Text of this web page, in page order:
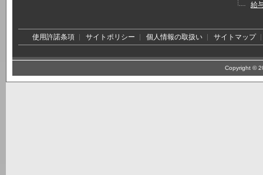
給
使用許諾条項 サイトポリシー 個人情報の取扱い サイトマップ
Copyright ©